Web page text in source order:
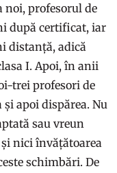
noi, profesorul de
după certificat, iar
distanță, adică
I. Apoi, în anii
trei profesori de
și apoi dispărea. Nu
sau vreun
nici învățătoarea
schimbări. De